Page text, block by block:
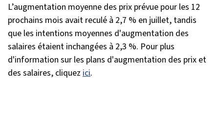
L’augmentation moyenne des prix prévue pour les 12
prochains mois avait reculé à 2,7 % en juillet, tandis
que les intentions moyennes d'augmentation des
salaires étaient inchangées à 2,3 %. Pour plus
d'information sur les plans d'augmentation des prix et
des salaires, cliquez ici.